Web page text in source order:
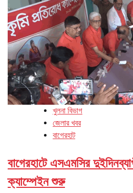
খুলনা বিভাগ
জেলার খবর
বাগেরহাট
বাগেরহাটে এসএমসির
ক্যাম্পেইন শুরু